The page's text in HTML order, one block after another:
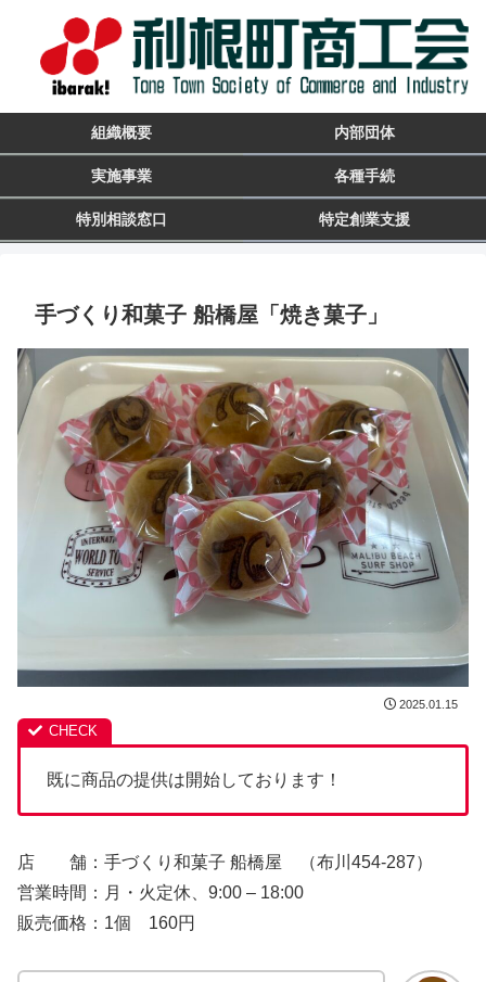
組織概要 内部団体
実施事業 各種手続
特別相談窓口 特定創業支援
手づくり和菓子 船橋屋「焼き菓子」
2025.01.15
既に商品の提供は開始しております！
店 舗：手づくり和菓子 船橋屋 （布川454-287）
営業時間：月・火定休、9:00 – 18:00
販売価格：1個 160円